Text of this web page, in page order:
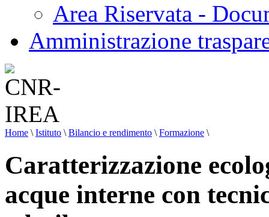
Area Riservata -
Amministrazione
Home \ Istituto \ Bilancio e rendimento \ Formazione \
Caratterizzazione
acque interne con